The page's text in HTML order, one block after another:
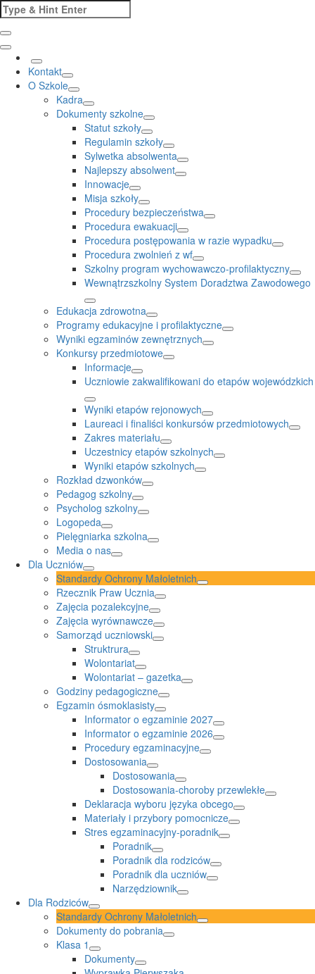
Skip
to
content
Search
for:
Kontakt
O Szkole
Kadra
Dokumenty szkolne
Statut szkoły
Regulamin szkoły
Sylwetka absolwenta
Najlepszy absolwent
Innowacje
Misja szkoły
Procedury bezpieczeństwa
Procedura ewakuacji
Procedura postępowania w razie wypadku
Procedura zwolnień z wf
Szkolny program wychowawczo-profilaktyczny
Wewnątrzszkolny System Doradztwa Zawodowego
Edukacja zdrowotna
Programy edukacyjne i profilaktyczne
Wyniki egzaminów zewnętrznych
Konkursy przedmiotowe
Informacje
Uczniowie zakwalifikowani do etapów wojewódzkich
Wyniki etapów rejonowych
Laureaci i finaliści konkursów przedmiotowych
Zakres materiału
Uczestnicy etapów szkolnych
Wyniki etapów szkolnych
Rozkład dzwonków
Pedagog szkolny
Psycholog szkolny
Logopeda
Pielęgniarka szkolna
Media o nas
Dla Uczniów
Standardy Ochrony Małoletnich
Rzecznik Praw Ucznia
Zajęcia pozalekcyjne
Zajęcia wyrównawcze
Samorząd uczniowski
Struktrura
Wolontariat
Wolontariat – gazetka
Godziny pedagogiczne
Egzamin ósmoklasisty
Informator o egzaminie 2027
Informator o egzaminie 2026
Procedury egzaminacyjne
Dostosowania
Dostosowania
Dostosowania-choroby przewlekłe
Deklaracja wyboru języka obcego
Materiały i przybory pomocnicze
Stres egzaminacyjny-poradnik
Poradnik
Poradnik dla rodziców
Poradnik dla uczniów
Narzędziownik
Dla Rodziców
Standardy Ochrony Małoletnich
Dokumenty do pobrania
Klasa 1
Dokumenty